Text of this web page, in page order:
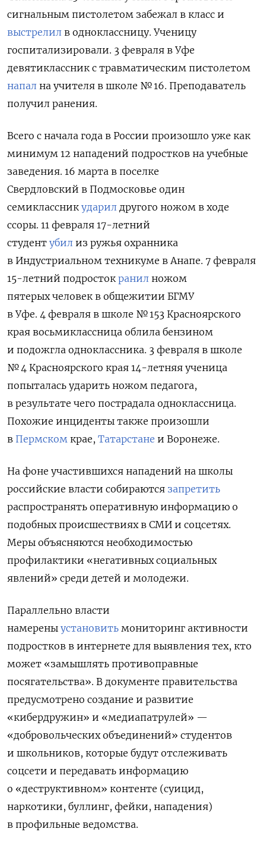
сигнальным пистолетом забежал в класс и
выстрелил в одноклассницу. Ученицу
госпитализировали. 3 февраля в Уфе
девятиклассник с травматическим пистолетом
напал на учителя в школе № 16. Преподаватель
получил ранения.
Всего с начала года в России произошло уже как
минимум 12 нападений подростков на учебные
заведения. 16 марта в поселке
Свердловский в Подмосковье один
семиклассник ударил другого ножом в ходе
ссоры. 11 февраля 17-летний
студент убил из ружья охранника
в Индустриальном техникуме в Анапе. 7 февраля
15-летний подросток ранил ножом
пятерых человек в общежитии БГМУ
в Уфе. 4 февраля в школе № 153 Красноярского
края восьмиклассница облила бензином
и подожгла одноклассника. 3 февраля в школе
№ 4 Красноярского края 14-летняя ученица
попыталась ударить ножом педагога,
в результате чего пострадала одноклассница.
Похожие инциденты также произошли
в Пермском крае, Татарстане и Воронеже.
На фоне участившихся нападений на школы
российские власти собираются запретить
распространять оперативную информацию о
подобных происшествиях в СМИ и соцсетях.
Меры объясняются необходимостью
профилактики «негативных социальных
явлений» среди детей и молодежи.
Параллельно власти
намерены установить мониторинг активности
подростков в интернете для выявления тех, кто
может «замышлять противоправные
посягательства». В документе правительства
предусмотрено создание и развитие
«кибердружин» и «медиапатрулей» —
«добровольческих объединений» студентов
и школьников, которые будут отслеживать
соцсети и передавать информацию
о «деструктивном» контенте (суицид,
наркотики, буллинг, фейки, нападения)
в профильные ведомства.